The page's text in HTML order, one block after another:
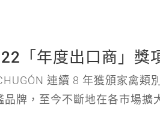
「年度出口商」獎
連續 8 年獲頒家禽類
品牌，至今不斷地在各市場擴